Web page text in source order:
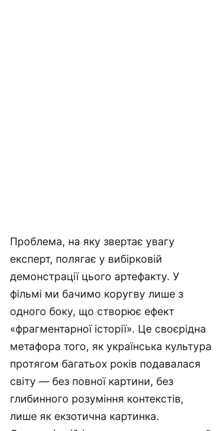
Проблема, на яку звертає увагу
експерт, полягає у вибірковій
демонстрації цього артефакту. У
фільмі ми бачимо коругву лише з
одного боку, що створює ефект
«фрагментарної історії». Це своєрідна
метафора того, як українська культура
протягом багатьох років подавалася
світу — без повної картини, без
глибинного розуміння контекстів,
лише як екзотична картинка.